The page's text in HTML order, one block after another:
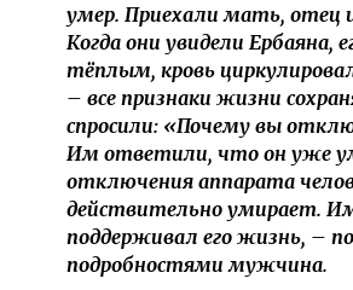
умер. Приехали мать, отец
Когда они увидели Ербаяна,
тёплым, кровь
– все признаки жизни
спросили: «Почему вы
Им ответили, что он уже
отключения аппарата
действительно умирает.
поддерживал его жизнь, –
подробностями мужчина.